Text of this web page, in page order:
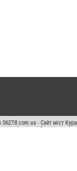
- Сайт міст
Законом.